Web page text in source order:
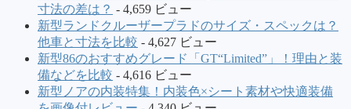
寸法の差は？ - 4,659 ビュー
新型ランドクルーザープラドのサイズ・スペックは？
他車と寸法を比較 - 4,627 ビュー
新型86のおすすめグレード「GT“Limited”」！理由と装
備などを比較 - 4,616 ビュー
新型ノアの内装特集！内装色×シート素材や快適装備